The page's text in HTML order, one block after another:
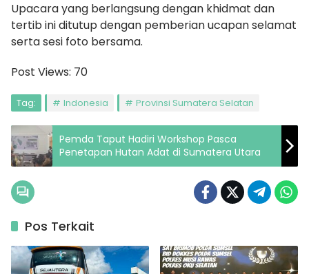
Upacara yang berlangsung dengan khidmat dan
tertib ini ditutup dengan pemberian ucapan selamat
serta sesi foto bersama.
Post Views: 70
Tag: Indonesia Provinsi Sumatera Selatan
Pemda Taput Hadiri Workshop Pasca
Penetapan Hutan Adat di Sumatera Utara
Pos Terkait